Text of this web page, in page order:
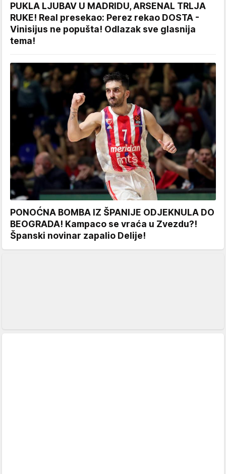
PUKLA LJUBAV U MADRIDU, ARSENAL TRLJA
RUKE! Real presekao: Perez rekao DOSTA -
Vinisijus ne popušta! Odlazak sve glasnija
tema!
PONOĆNA BOMBA IZ ŠPANIJE ODJEKNULA DO
BEOGRADA! Kampaco se vraća u Zvezdu?!
Španski novinar zapalio Delije!